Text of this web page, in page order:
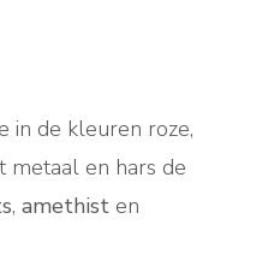
in de kleuren roze,
metaal en hars de
, amethist en